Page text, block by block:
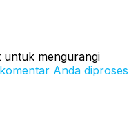
untuk mengurangi
Anda diproses